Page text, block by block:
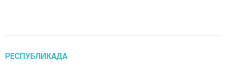
РЕСПУБЛИКАДА